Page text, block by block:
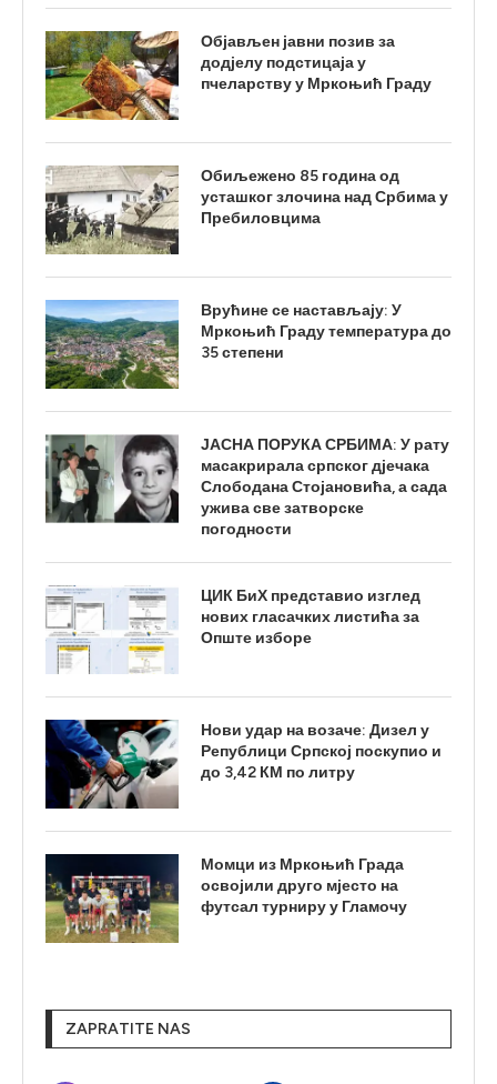
Објављен јавни позив за
додјелу подстицаја у
пчеларству у Мркоњић Граду
Обиљежено 85 година од
усташког злочина над Србима у
Пребиловцима
Врућине се настављају: У
Мркоњић Граду температура до
35 степени
ЈАСНА ПОРУКА СРБИМА: У рату
масакрирала српског дјечака
Слободана Стојановића, а сада
ужива све затворске
погодности
ЦИК БиХ представио изглед
нових гласачких листића за
Опште изборе
Нови удар на возаче: Дизел у
Републици Српској поскупио и
до 3,42 КМ по литру
Момци из Мркоњић Града
освојили друго мјесто на
футсал турниру у Гламочу
ZAPRATITE NAS